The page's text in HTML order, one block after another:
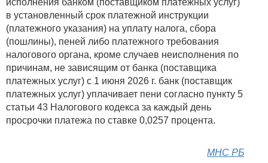
в установленный срок платежной инструкции
(платежного указания) на уплату налога, сбора
(пошлины), пеней либо платежного требования
налогового органа, кроме случаев неисполнения по
причинам, не зависящим от банка (поставщика
платежных услуг) с 1 июня 2026 г. банк (поставщик
платежных услуг) уплачивает пени согласно пункту 5
статьи 43 Налогового кодекса за каждый день
просрочки платежа по ставке 0,0257 процента.
МНС РБ